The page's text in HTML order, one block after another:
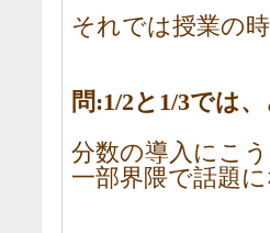
それでは授業の
問:1/2と1/3では
分数の導入にこ
一部界隈で話題